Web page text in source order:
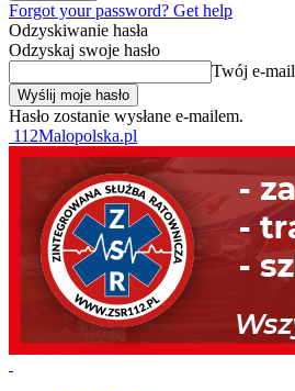
Forgot your password? Get help
Odzyskiwanie hasła
Odzyskaj swoje hasło
Twój e-mail
Hasło zostanie wysłane e-mailem.
112Malopolska.pl